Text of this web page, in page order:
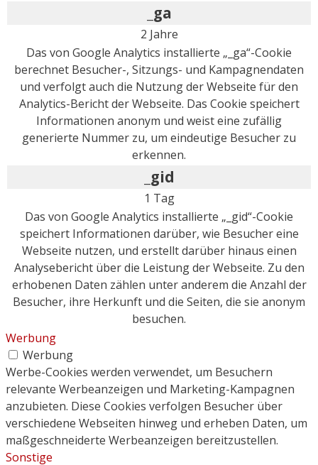
_ga
2 Jahre
Das von Google Analytics installierte „_ga“-Cookie
berechnet Besucher-, Sitzungs- und Kampagnendaten
und verfolgt auch die Nutzung der Webseite für den
Analytics-Bericht der Webseite. Das Cookie speichert
Informationen anonym und weist eine zufällig
generierte Nummer zu, um eindeutige Besucher zu
erkennen.
_gid
1 Tag
Das von Google Analytics installierte „_gid“-Cookie
speichert Informationen darüber, wie Besucher eine
Webseite nutzen, und erstellt darüber hinaus einen
Analysebericht über die Leistung der Webseite. Zu den
erhobenen Daten zählen unter anderem die Anzahl der
Besucher, ihre Herkunft und die Seiten, die sie anonym
besuchen.
Werbung
Werbung
Werbe-Cookies werden verwendet, um Besuchern
relevante Werbeanzeigen und Marketing-Kampagnen
anzubieten. Diese Cookies verfolgen Besucher über
verschiedene Webseiten hinweg und erheben Daten, um
maßgeschneiderte Werbeanzeigen bereitzustellen.
Sonstige